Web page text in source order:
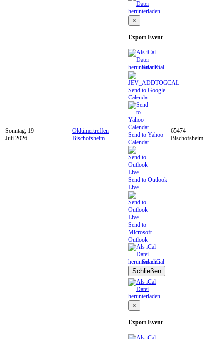
Sonntag, 19
Juli 2026
Oldtimertreffen
Bischofsheim
×
Export Event
Save iCal
Send to Google
Calendar
Send to Yahoo
Calendar
Send to Outlook
Live
Send to
Microsoft
Outlook
Save iCal
Schließen
65474
Bischofsheim
×
Export Event